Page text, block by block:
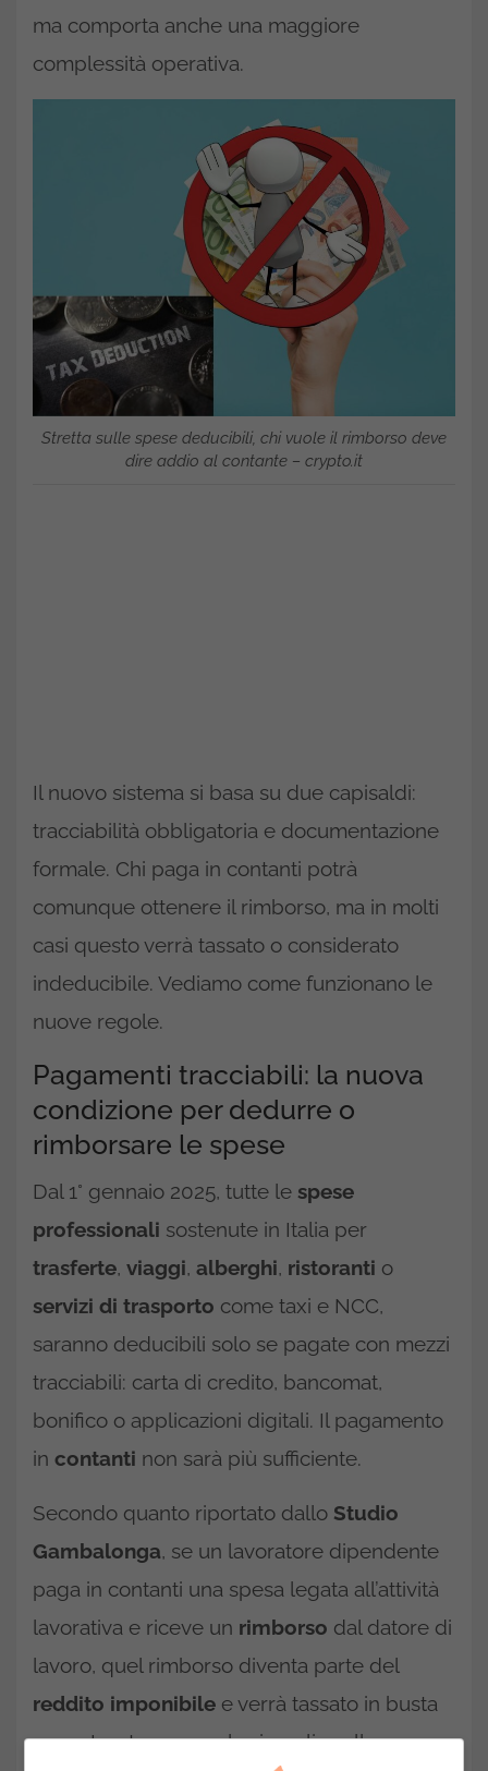
ma comporta anche una maggiore
complessità operativa.
Stretta sulle spese deducibili, chi vuole il rimborso deve
dire addio al contante – crypto.it
Il nuovo sistema si basa su due capisaldi:
tracciabilità obbligatoria e documentazione
formale. Chi paga in contanti potrà
comunque ottenere il rimborso, ma in molti
casi questo verrà tassato o considerato
indeducibile. Vediamo come funzionano le
nuove regole.
Pagamenti tracciabili: la nuova
condizione per dedurre o
rimborsare le spese
Dal 1° gennaio 2025, tutte le spese
professionali sostenute in Italia per
trasferte, viaggi, alberghi, ristoranti o
servizi di trasporto come taxi e NCC,
saranno deducibili solo se pagate con mezzi
tracciabili: carta di credito, bancomat,
bonifico o applicazioni digitali. Il pagamento
in contanti non sarà più sufficiente.
Secondo quanto riportato dallo Studio
Gambalonga, se un lavoratore dipendente
paga in contanti una spesa legata all’attività
lavorativa e riceve un rimborso dal datore di
lavoro, quel rimborso diventa parte del
reddito imponibile e verrà tassato in busta
paga. La stessa regola si applica alle